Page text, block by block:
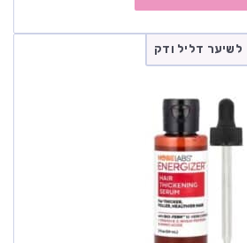
לשיער דליל ודק